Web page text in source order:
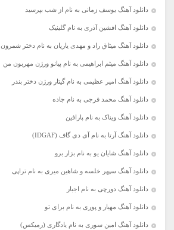
دانلود آهنگ یوسف زمانی به نام از شب بپرسید
دانلود آهنگ افشین آذری به نام گلینیک
دانلود آهنگ میثاق راد و مهدی یاریان به نام دختر شمرون
دانلود آهنگ میثم ابراهیمی به نام پیانو ورژن مهربون من
دانلود آهنگ امیر عظیمی به نام گیتار ورژن دختر بندر
دانلود آهنگ محمد فرجی به نام جاده
دانلود آهنگ ویناک به نام پارافین
دانلود آهنگ آرتا به نام آی دی گاف (IDGAF)
دانلود آهنگ شایان یو به نام بزار برو
دانلود آهنگ سپهر خلسه و شاهین میری به نام تراپی
دانلود آهنگ دورچی به نام اجبار
دانلود آهنگ مهیار و پوری به نام برای تو
دانلود آهنگ امین سوری به نام یادگاری (رمیکس)